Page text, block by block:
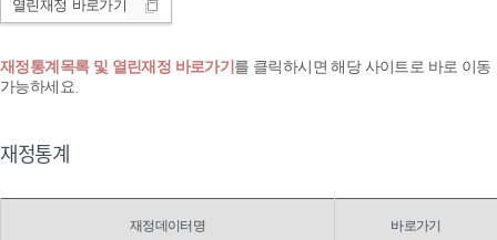
열린재정 바로가기
재정통계목록 및 열린재정 바로가기 를 클릭하시면 해당 사이트로 바로 이동
가능하세요.
재정통계
재정데이터명 바로가기